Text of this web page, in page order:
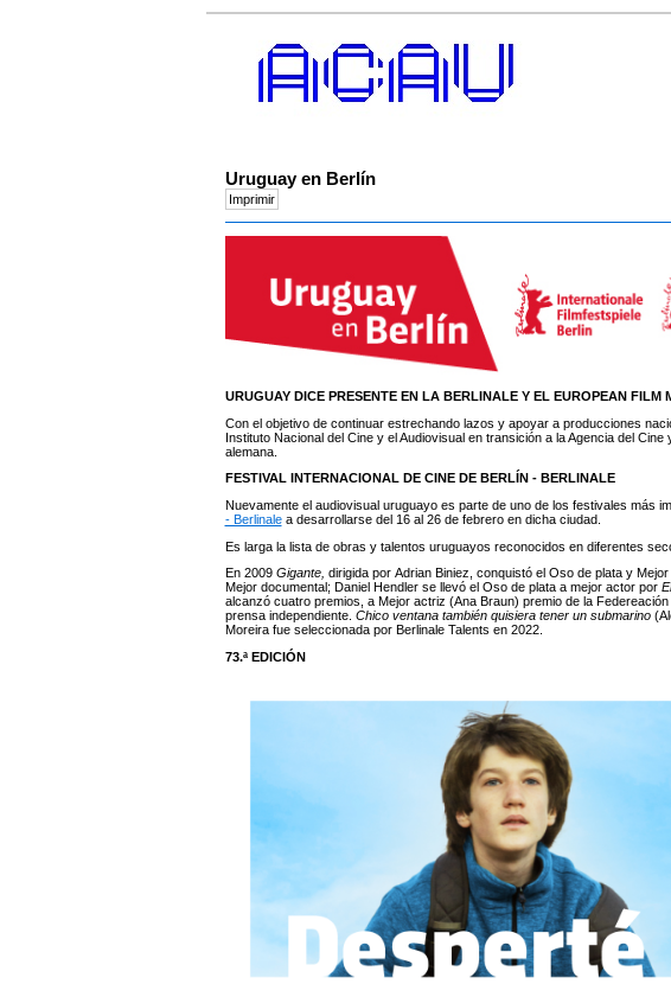
Uruguay en Berlín
URUGUAY DICE PRESENTE EN LA BERLINALE Y EL EUROPEAN FILM
Con el objetivo de continuar estrechando lazos y apoyar a producciones
Instituto Nacional del Cine y el Audiovisual en transición a la Agencia del
alemana.
FESTIVAL INTERNACIONAL DE CINE DE BERLÍN - BERLINALE
Nuevamente el audiovisual uruguayo es parte de uno de los festivales más
- Berlinalea desarrollarse del 16 al 26 de febrero en dicha ciudad.
Es larga la lista de obras y talentos uruguayos reconocidos en diferentes
En 2009 Gigante, dirigida por Adrian Biniez, conquistó el Oso de plata y
Mejor documental; Daniel Hendler se llevó el Oso de plata a mejor actor por
alcanzó cuatro premios, a Mejor actriz (Ana Braun) premio de la
prensa independiente. Chico ventana también quisiera tener un submarino
Moreira fue seleccionada por Berlinale Talents en 2022.
73.ª EDICIÓN